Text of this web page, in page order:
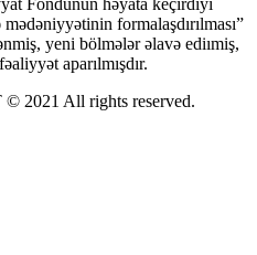
Fondunun həyata keçirdiyi
formalaşdırılması”
yeni bölmələr əlavə ediımiş,
aparılmışdır.
2021 All rights reserved.